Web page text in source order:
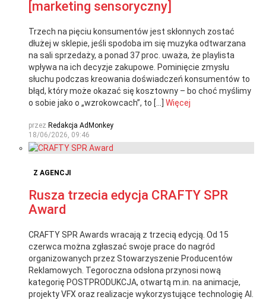
[marketing sensoryczny]
Trzech na pięciu konsumentów jest skłonnych zostać
dłużej w sklepie, jeśli spodoba im się muzyka odtwarzana
na sali sprzedaży, a ponad 37 proc. uważa, że playlista
wpływa na ich decyzje zakupowe. Pominięcie zmysłu
słuchu podczas kreowania doświadczeń konsumentów to
błąd, który może okazać się kosztowny – bo choć myślimy
o sobie jako o „wzrokowcach”, to […] Więcej
przez Redakcja AdMonkey
18/06/2026, 09:46
Z AGENCJI
Rusza trzecia edycja CRAFTY SPR
Award
CRAFTY SPR Awards wracają z trzecią edycją. Od 15
czerwca można zgłaszać swoje prace do nagród
organizowanych przez Stowarzyszenie Producentów
Reklamowych. Tegoroczna odsłona przynosi nową
kategorię POSTPRODUKCJA, otwartą m.in. na animacje,
projekty VFX oraz realizacje wykorzystujące technologię AI.